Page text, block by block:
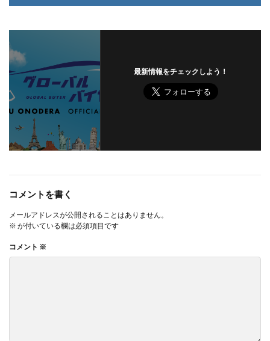
最新情報をチェックしよう！
コメントを書く
メールアドレスが公開されることはありません。
※ が付いている欄は必須項目です
コメント ※